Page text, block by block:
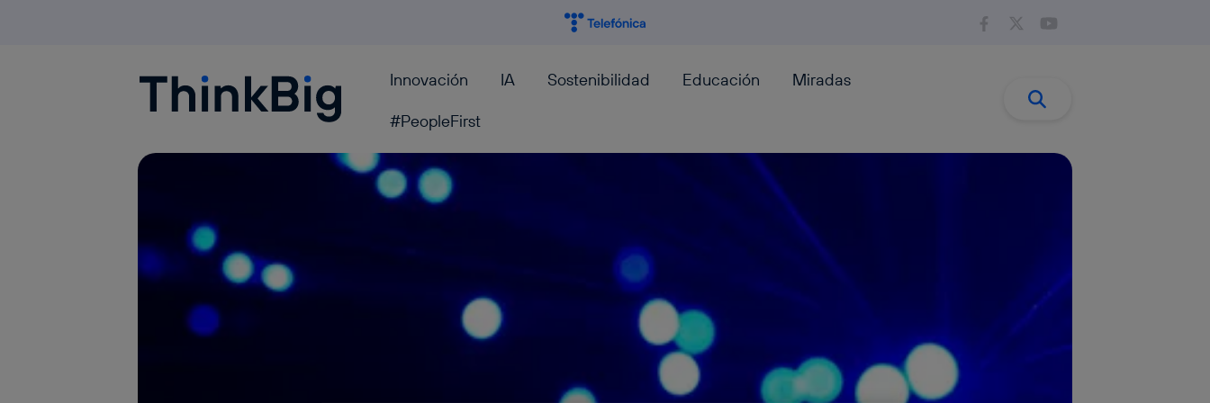
Blogthinkbig.com Innovación IA Sostenibilidad Educación
Miradas
#PeopleFirst
Buscar